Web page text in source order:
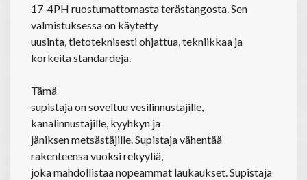
17-4PH ruostumattomasta terästangosta. Sen
valmistuksessa on käytetty
uusinta, tietoteknisesti ohjattua, tekniikkaa ja
korkeita standardeja.
Tämä
supistaja on soveltuu vesilinnustajille,
kanalinnustajille, kyyhkyn ja
jäniksen metsästäjille. Supistaja vähentää
rakenteensa vuoksi rekyyliä,
joka mahdollistaa nopeammat laukaukset. Supistaja